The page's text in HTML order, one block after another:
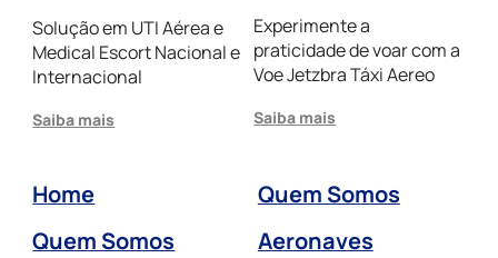
Solução em UTI Aérea e
Medical Escort Nacional e
Internacional
Saiba mais
Experimente a
praticidade de voar com a
Voe Jetzbra Táxi Aereo
Saiba mais
Home
Quem Somos
Quem Somos
Aeronaves